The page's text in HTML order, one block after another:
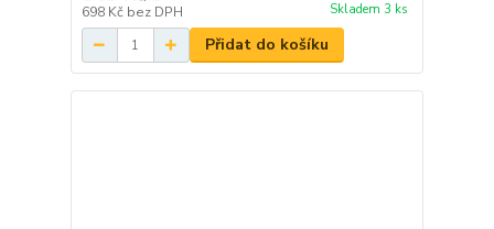
698 Kč bez DPH Skladem 3 ks
Přidat do košíku